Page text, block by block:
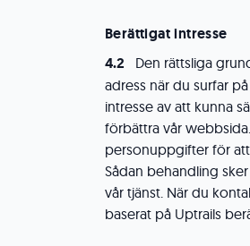
Berättigat intresse
Den rättsliga
adress när du surfar
intresse av att kunna
förbättra vår
personuppgifter för
Sådan behandling
vår tjänst. När du
baserat på Uptrails